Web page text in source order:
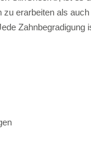
zu erarbeiten als